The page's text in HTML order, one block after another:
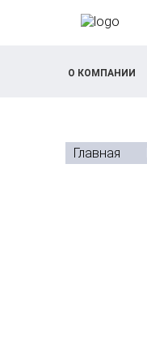
О КОМПАНИИ
Главная